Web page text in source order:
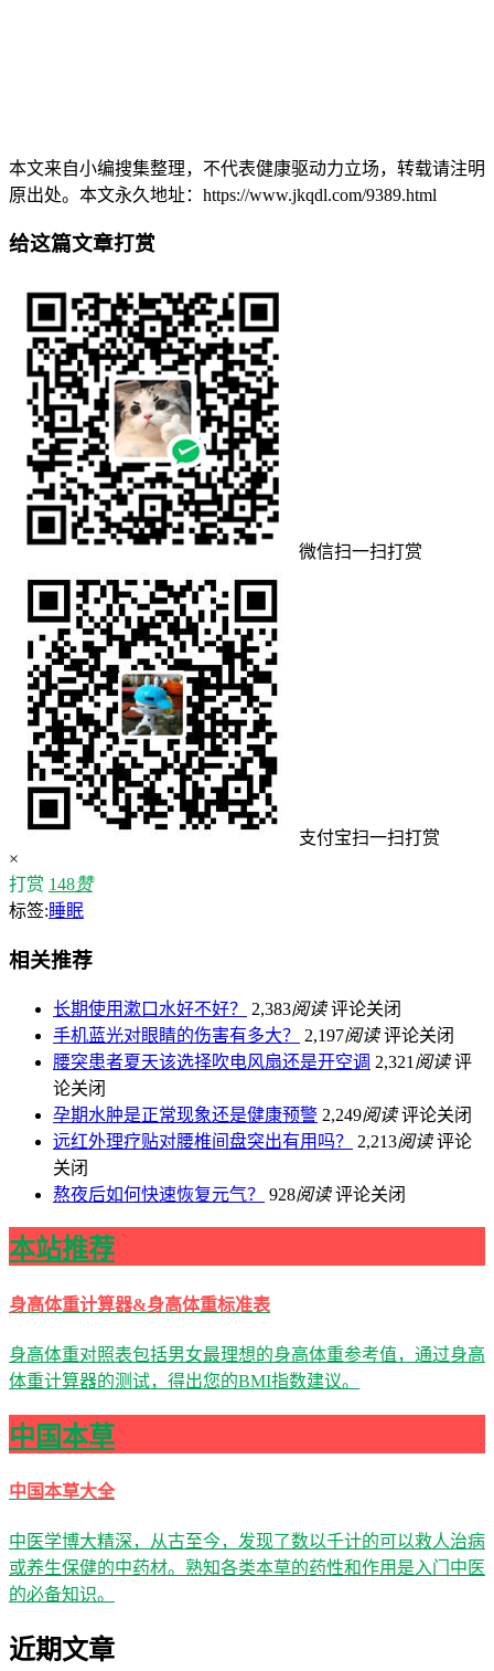
本文来自小编搜集整理，不代表健康驱动力立场，转载请注明
原出处。本文永久地址：https://www.jkqdl.com/9389.html
给这篇文章打赏
微信扫一扫打赏
支付宝扫一扫打赏
×
打赏 148赞
标签:睡眠
相关推荐
长期使用漱口水好不好？ 2,383阅读 评论关闭
手机蓝光对眼睛的伤害有多大？
2,197阅读 评论关闭
腰突患者夏天该选择吹电风扇还是开空调 2,321 阅读 评
论关闭
孕期水肿是正常现象还是健康预警 2,249阅读 评论关闭
远红外理疗贴对腰椎间盘突出有用吗？
2,213阅读 评论
关闭
熬夜后如何快速恢复元气？
928阅读 评论关闭
本站推荐
身高体重计算器&身高体重标准表
身高体重对照表包括男女最理想的身高体重参考值，通过身高
体重计算器的测试，得出您的BMI指数建议。
中国本草
中国本草大全
中医学博大精深，从古至今，发现了数以千计的可以救人治病
或养生保健的中药材。熟知各类本草的药性和作用是入门中医
的必备知识。
近期文章